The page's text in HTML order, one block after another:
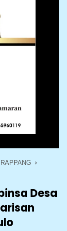
Desa